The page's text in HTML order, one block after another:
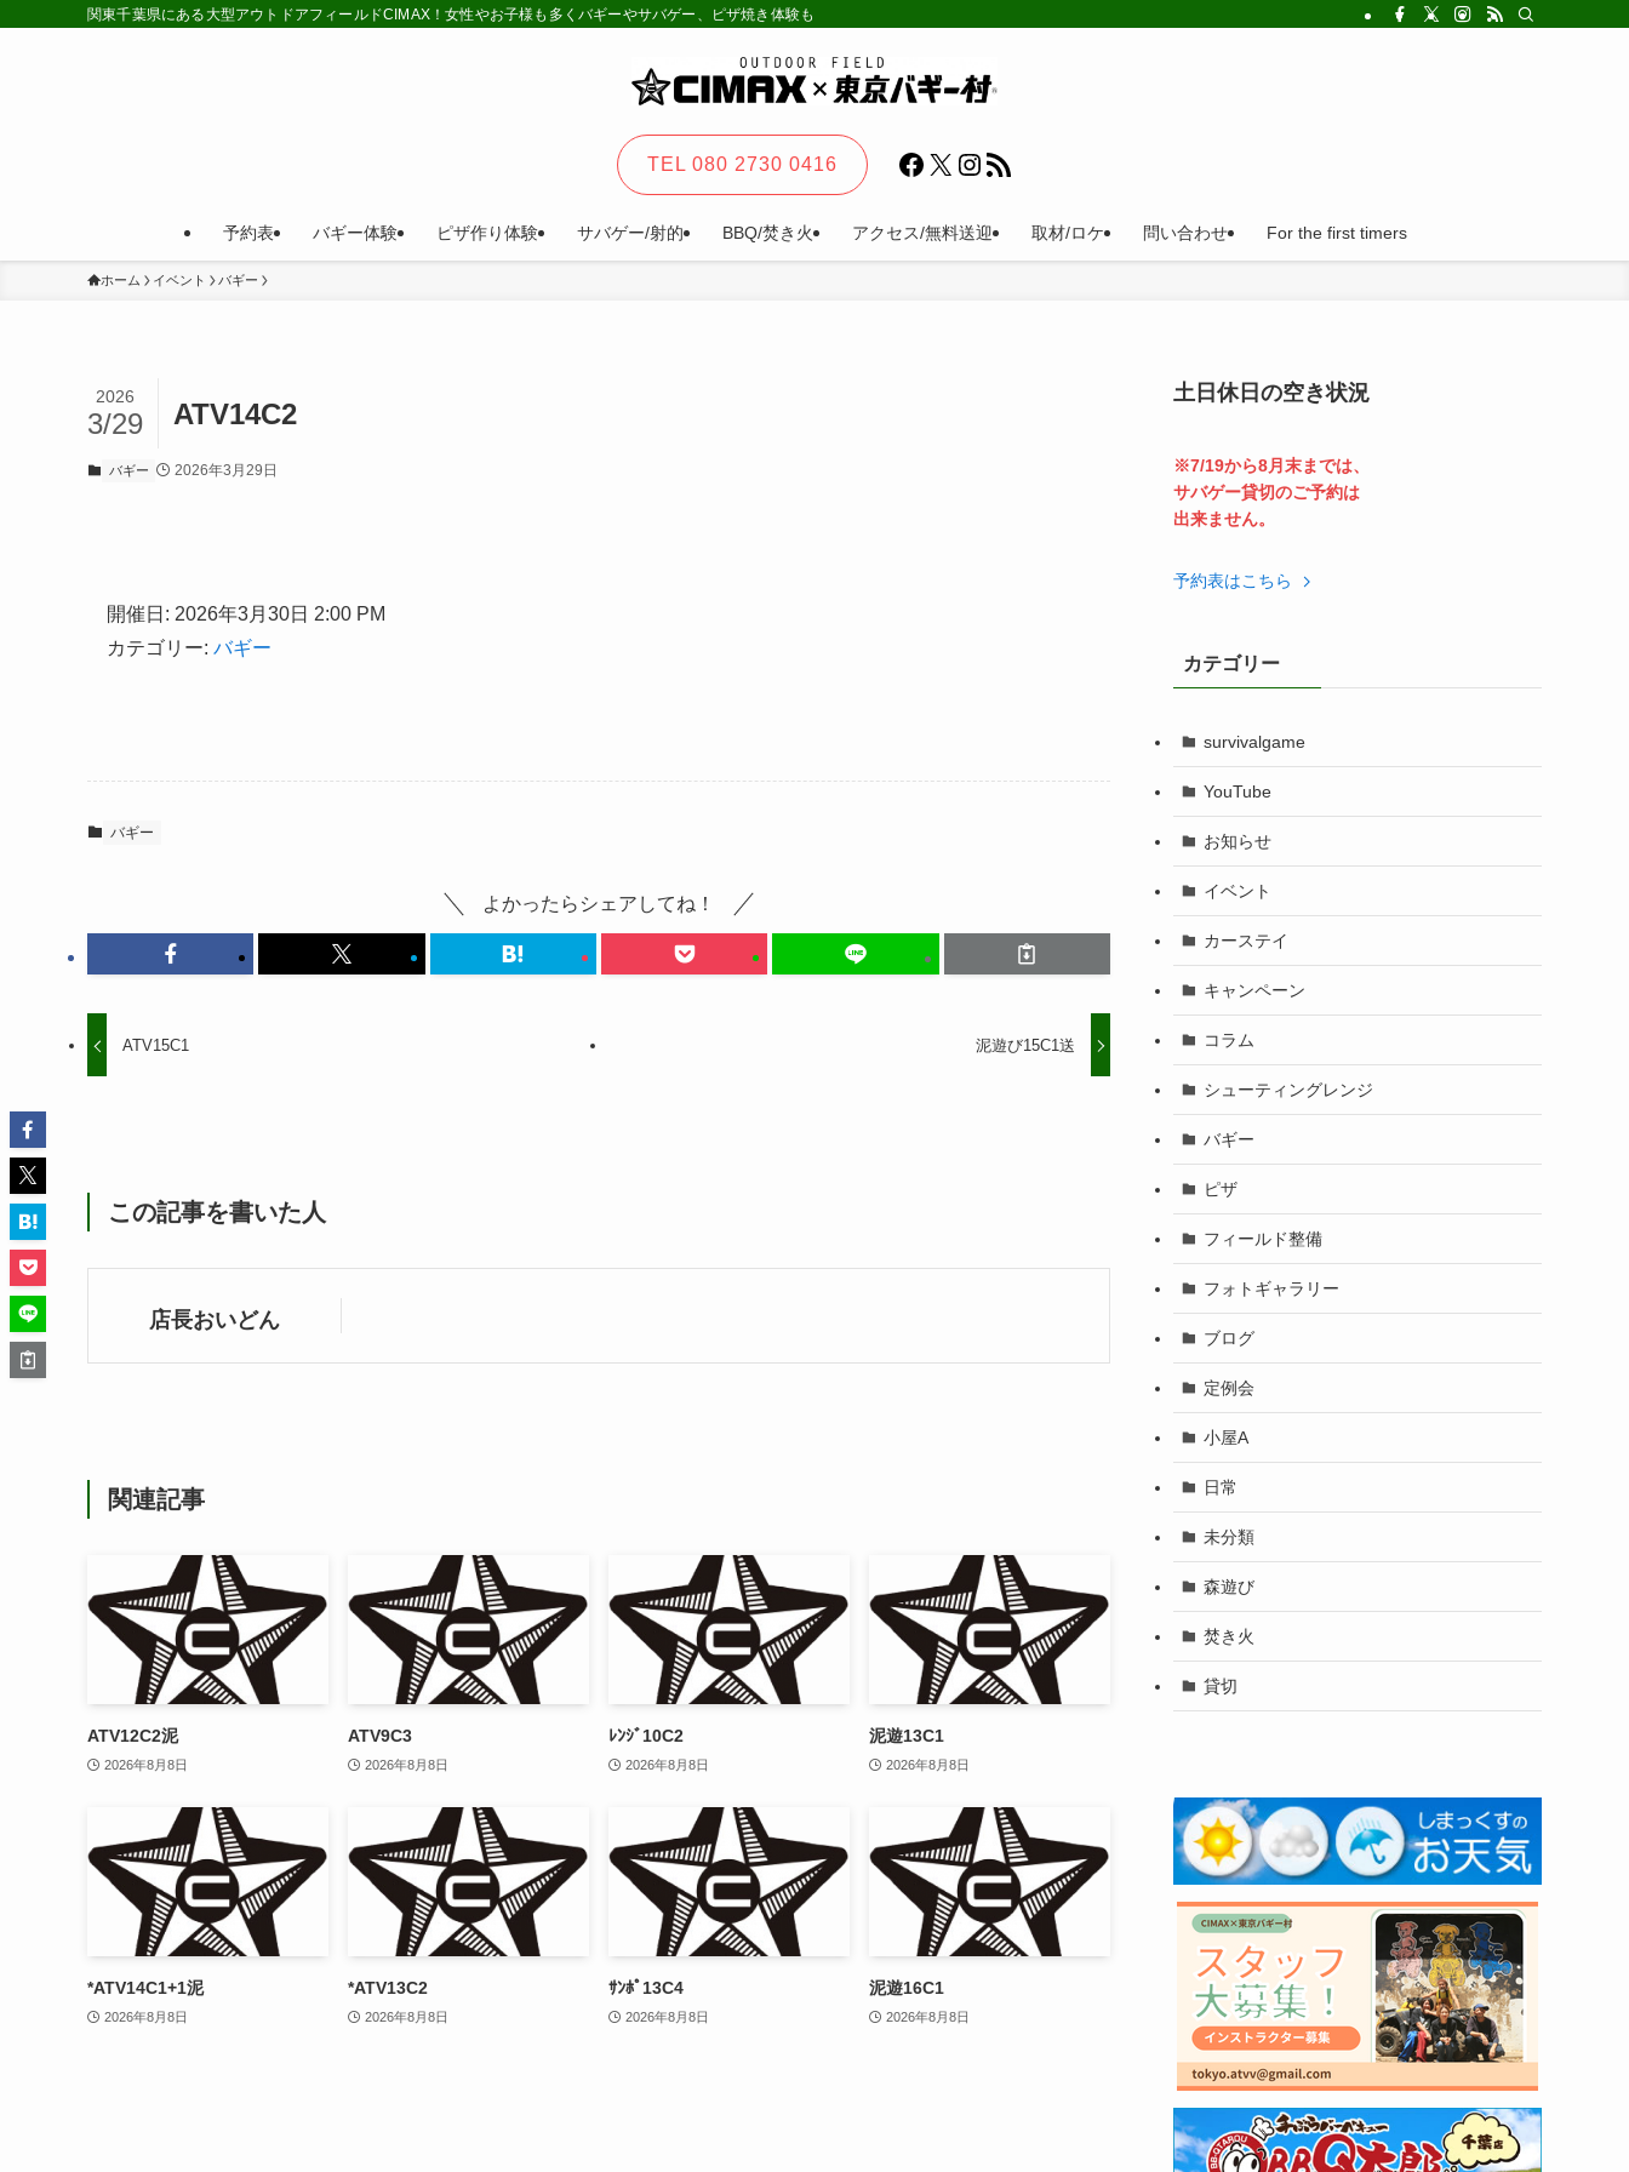
関東千葉県にある大型アウトドアフィールドCIMAX！女性やお子様も多くバギーやサバゲー、ピザ焼き体験も。カーステイ、キャンプ等一日楽しめる!法人の福利厚生利用にとても便利。
予約表 バギー体験 ピザ作り体験 サバゲー/射的 BBQ/焚き火 アクセス/無料送迎 取材/ロケ 問い合わせ For the first timers
TEL 080 2730 0416 Facebook
X Instagram
RSS フィード
ホーム イベント バギー
ATV14C2
2026
3/29
バギー 2026年3月29日
開催日: 2026年3月30日 2:00 PM
カテゴリー: バギー
バギー
よかったらシェアしてね！
ATV15C1 泥遊び15C1送
この記事を書いた人
店長おいどん
関連記事
ATV12C2泥
2026年8月8日
ATV9C3
2026年8月8日
ﾚﾝｼﾞ10C2
2026年8月8日
泥遊13C1
2026年8月8日
*ATV14C1+1泥
2026年8月8日
*ATV13C2
2026年8月8日
ｻﾝﾎﾟ13C4
2026年8月8日
泥遊16C1
2026年8月8日
土日休日の空き状況
※7/19から8月末までは、
サバゲー貸切のご予約は
出来ません。
予約表はこちら
カテゴリー
survivalgame
YouTube
お知らせ
イベント
カーステイ
キャンペーン
コラム
シューティングレンジ
バギー
ピザ
フィールド整備
フォトギャラリー
ブログ
定例会
小屋A
日常
未分類
森遊び
焚き火
貸切